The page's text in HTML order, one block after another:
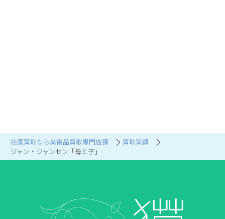
絵画買取なら美術品買取専門店獏
買取実績
ジャン・ジャンセン「母と子」